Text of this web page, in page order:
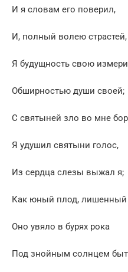
И я словам его поверил,
И, полный волею страстей,
Я будущность свою
Обширностью души своей;
С святыней зло во мне
Я удушил святыни голос,
Из сердца слезы выжал я;
Как юный плод, лишенный
Оно увяло в бурях рока
Под знойным солнцем